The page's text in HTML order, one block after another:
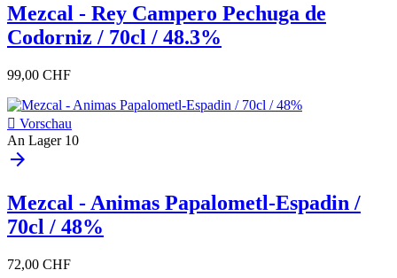
Mezcal - Rey Campero Pechuga de
Codorniz / 70cl / 48.3%
99,00 CHF
 Vorschau
An Lager 10
arrow_forward
Mezcal - Animas Papalometl-Espadin /
70cl / 48%
72,00 CHF